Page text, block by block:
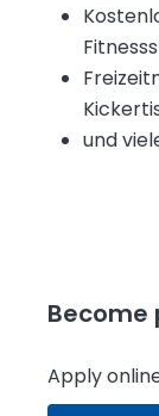
und
Apply